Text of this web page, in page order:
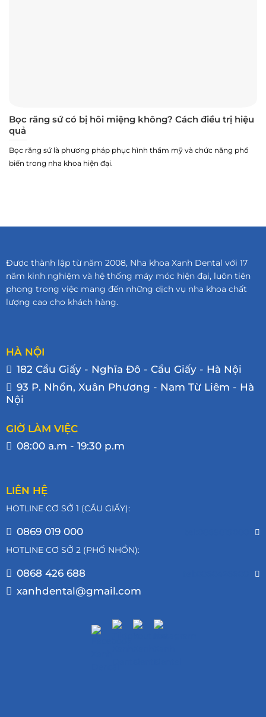
Bọc răng sứ có bị hôi miệng không? Cách điều trị hiệu
quả
Bọc răng sứ là phương pháp phục hình thẩm mỹ và chức năng phổ
biến trong nha khoa hiện đại.
Được thành lập từ năm 2008, Nha khoa Xanh Dental với 17
năm kinh nghiệm và hệ thống máy móc hiện đại, luôn tiên
phong trong việc mang đến những dịch vụ nha khoa chất
lượng cao cho khách hàng.
HÀ NỘI
182 Cầu Giấy - Nghĩa Đô - Cầu Giấy - Hà Nội
93 P. Nhổn, Xuân Phương - Nam Từ Liêm - Hà
Nội
GIỜ LÀM VIỆC
08:00 a.m - 19:30 p.m
LIÊN HỆ
HOTLINE CƠ SỞ 1 (CẦU GIẤY):
0869 019 000
HOTLINE CƠ SỞ 2 (PHỐ NHỔN):
0868 426 688
xanhdental@gmail.com